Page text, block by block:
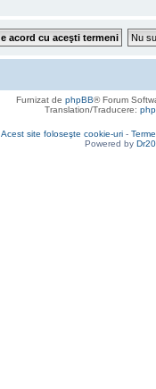
Furnizat de phpBB® Forum
Translation/Traducere:
Acest site foloseşte cookie-uri -
Powered by